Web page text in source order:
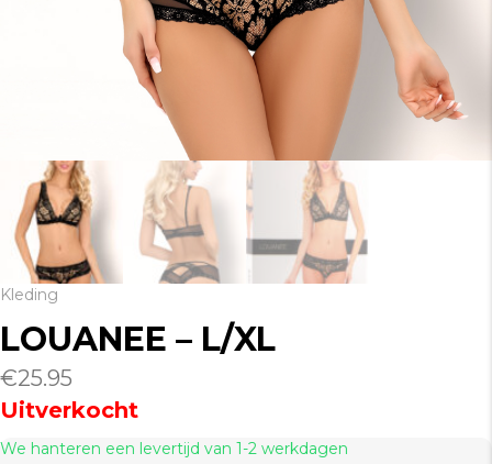
Kleding
LOUANEE – L/XL
€25.95
Uitverkocht
We hanteren een levertijd van 1-2 werkdagen